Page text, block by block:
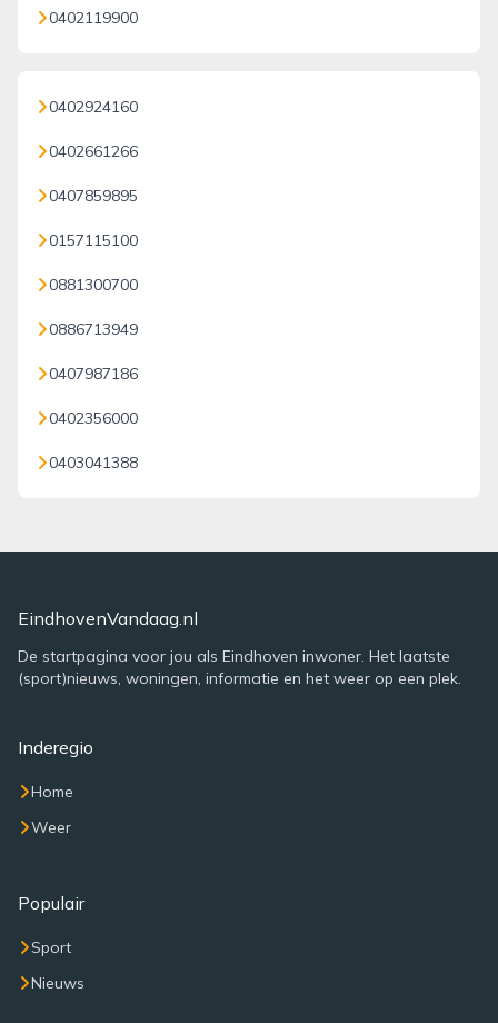
0402119900
0402924160
0402661266
0407859895
0157115100
0881300700
0886713949
0407987186
0402356000
0403041388
EindhovenVandaag.nl
De startpagina voor jou als Eindhoven inwoner. Het laatste
(sport)nieuws, woningen, informatie en het weer op een plek.
Inderegio
Home
Weer
Populair
Sport
Nieuws